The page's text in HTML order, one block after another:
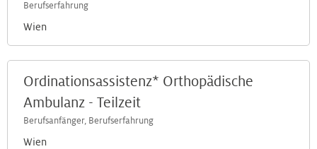
Berufserfahrung
Wien
Ordinationsassistenz* Orthopädische
Ambulanz - Teilzeit
Berufsanfänger, Berufserfahrung
Wien